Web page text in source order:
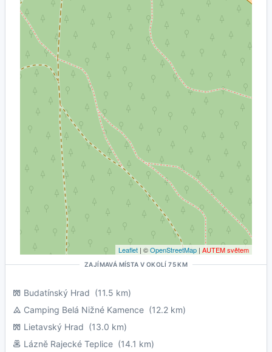
Leaflet | ©OpenStreetMap | AUTEM světem
ZAJÍMAVÁ MÍSTA V OKOLÍ 75 KM
Budatínský Hrad (11.5 km)
Camping Belá Nižné Kamence (12.2 km)
Lietavský Hrad (13.0 km)
Lázně Rajecké Teplice (14.1 km)